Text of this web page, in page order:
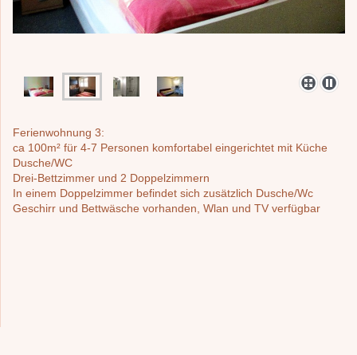
Ferienwohnung 3:
ca 100m² für 4-7 Personen komfortabel eingerichtet mit Küche
Dusche/WC
Drei-Bettzimmer und 2 Doppelzimmern
In einem Doppelzimmer befindet sich zusätzlich Dusche/Wc
Geschirr und Bettwäsche vorhanden, Wlan und TV verfügbar